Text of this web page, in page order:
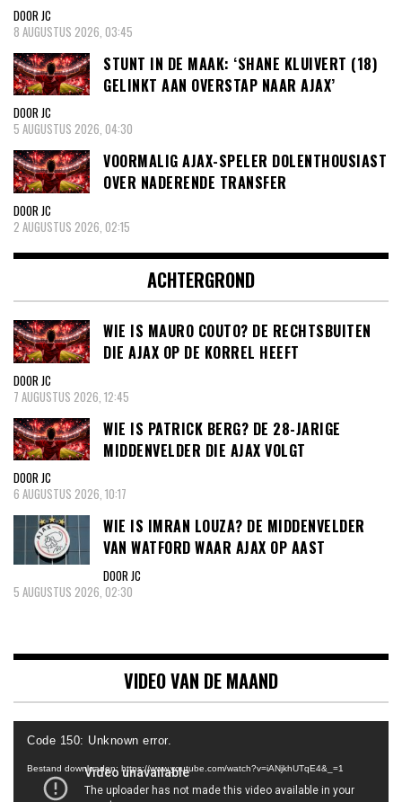
DOOR JC
8 AUGUSTUS 2026, 03:45
STUNT IN DE MAAK: ‘SHANE KLUIVERT (18)
GELINKT AAN OVERSTAP NAAR AJAX’
DOOR JC
5 AUGUSTUS 2026, 04:30
VOORMALIG AJAX-SPELER DOLENTHOUSIAST
OVER NADERENDE TRANSFER
DOOR JC
2 AUGUSTUS 2026, 02:15
ACHTERGROND
WIE IS MAURO COUTO? DE RECHTSBUITEN
DIE AJAX OP DE KORREL HEEFT
DOOR JC
7 AUGUSTUS 2026, 12:45
WIE IS PATRICK BERG? DE 28-JARIGE
MIDDENVELDER DIE AJAX VOLGT
DOOR JC
6 AUGUSTUS 2026, 10:17
WIE IS IMRAN LOUZA? DE MIDDENVELDER
VAN WATFORD WAAR AJAX OP AAST
DOOR JC
5 AUGUSTUS 2026, 02:30
VIDEO VAN DE MAAND
Code 150: Unknown error.
Bestand downloaden: https://www.youtube.com/watch?v=iANjkhUTqE4&_=1